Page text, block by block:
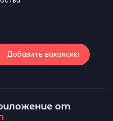
Добавить вакансию
от